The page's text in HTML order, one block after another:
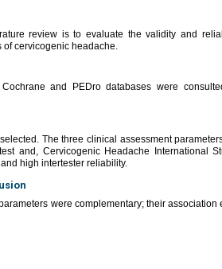
review is to evaluate the validity and
cervicogenic headache.
and PEDro databases were
The three clinical assessment
and, Cervicogenic Headache International
high intertester reliability.
were complementary; their